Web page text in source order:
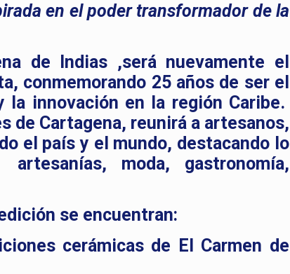
en el poder transformador de la
de Indias ,será nuevamente el
conmemorando 25 años de ser el
innovación en la región Caribe.
de Cartagena, reunirá a artesanos,
el país y el mundo, destacando lo
moda, gastronomía,
se encuentran:
cerámicas de El Carmen de